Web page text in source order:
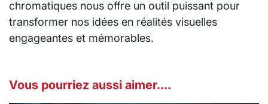
chromatiques nous offre un outil puissant pour
transformer nos idées en réalités visuelles
engageantes et mémorables.
Vous pourriez aussi aimer....